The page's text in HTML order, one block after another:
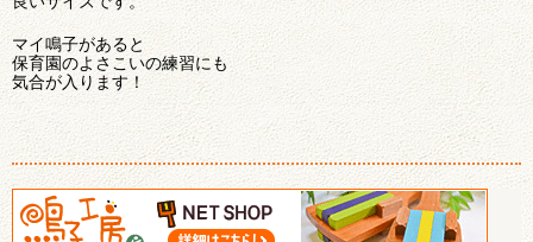
マイ鳴子があると
保育園のよさこいの練習にも
気合が入ります！